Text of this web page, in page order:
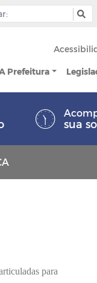
Prefeitura
sua
para